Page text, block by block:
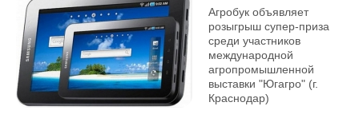
Агробук объявляет
розыгрыш супер-приза
среди участников
международной
агропромышленной
выставки "Югагро" (г.
Краснодар)